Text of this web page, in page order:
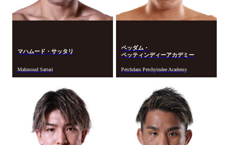
マハムード・サッタリ
Mahmoud Sattari
ペッダム・
ペッティンディーアカデミー
Petchdam Petchyindee Academy